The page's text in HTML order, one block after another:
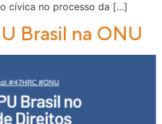
cívica no processo da […]
Brasil na ONU